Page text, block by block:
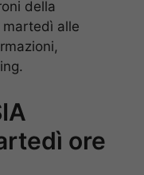
della
martedì alle
ore